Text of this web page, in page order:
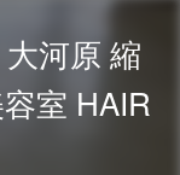
河原 縮
室 HAIR